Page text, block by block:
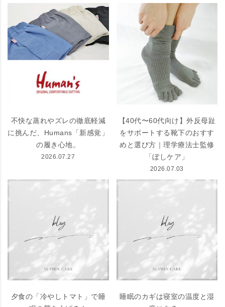
不快な蒸れやズレの徹底軽減
に挑んだ、Humans「新感覚」
の履き心地。
2026.07.27
【40代〜60代向け】外反母趾
をサポートする靴下のおすす
めと選び方｜理学療法士監修
「ぼしケア」
2026.07.03
夕食の「冷やしトマト」で睡
睡眠のカギは寝室の温度と湿